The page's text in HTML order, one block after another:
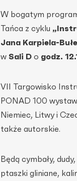
W bogatym
Tańca z cyklu
Jana Karpiela-
w Sali D o godz.
VII Targowisko
PONAD 100
Niemiec, Litwy i
także autorskie.
Będą cymbały,
ptaszki gliniane,